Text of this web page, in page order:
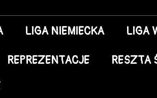
LIGA NIEMIECKA LIGA
REPREZENTACJE
RESZTA